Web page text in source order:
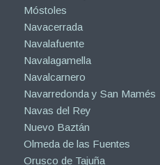
Móstoles
Navacerrada
Navalafuente
Navalagamella
Navalcarnero
Navarredonda y San Mamés
Navas del Rey
Nuevo Baztán
Olmeda de las Fuentes
Orusco de Tajuña